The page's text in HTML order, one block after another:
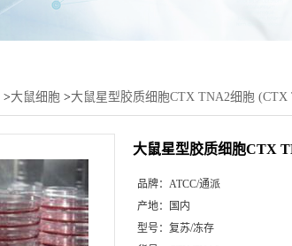
>大鼠细胞 >大鼠星型胶质细胞CTX TNA2细胞 (CTX
大鼠星型胶质细胞CTX
品牌： ATCC/通派
产地：
国内
型号： 复苏/冻存